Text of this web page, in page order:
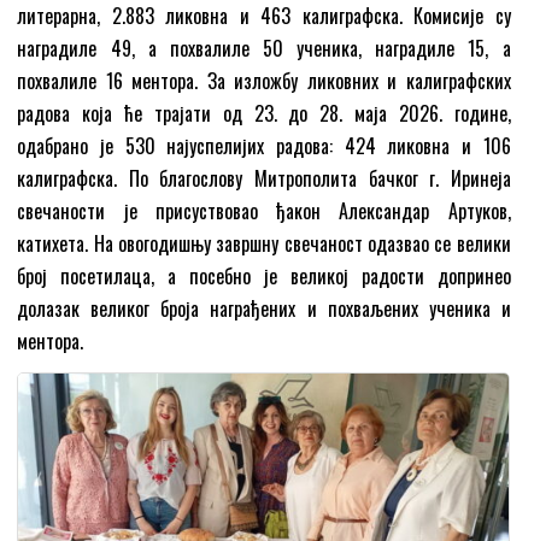
литерарна, 2.883 ликовна и 463 калиграфска. Комисије су
наградиле 49, а похвалиле 50 ученика, наградиле 15, а
похвалиле 16 ментора. За изложбу ликовних и калиграфских
радова која ће трајати од 23. до 28. маја 2026. године,
одабрано је 530 најуспелијих радова: 424 ликовна и 106
калиграфска. По благослову Митрополита бачког г. Иринеја
свечаности је присуствовао ђакон Александар Артуков,
катихета. На овогодишњу завршну свечаност одазвао се велики
број посетилаца, а посебно је великој радости допринео
долазак великог броја награђених и похваљених ученика и
ментора.